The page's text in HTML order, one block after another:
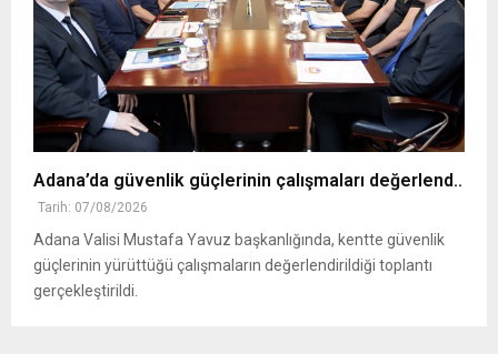
Adana’da güvenlik güçlerinin çalışmaları değerlend..
Tarih: 07/08/2026
Adana Valisi Mustafa Yavuz başkanlığında, kentte güvenlik
güçlerinin yürüttüğü çalışmaların değerlendirildiği toplantı
gerçekleştirildi.